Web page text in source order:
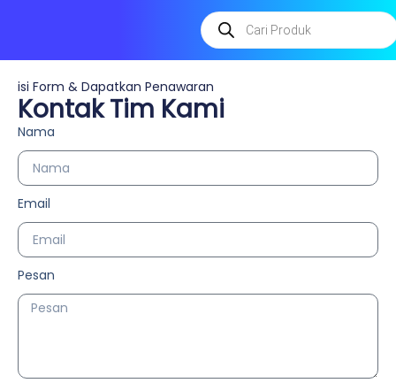
isi Form & Dapatkan Penawaran
Kontak Tim Kami
Nama
Email
Pesan